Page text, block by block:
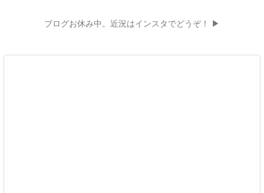
ブログお休み中。近況はインスタでどうぞ！ ▶